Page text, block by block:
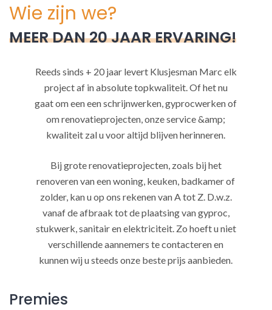
Wie zijn we?
MEER DAN 20 JAAR ERVARING!
Reeds sinds + 20 jaar levert Klusjesman Marc elk
project af in absolute topkwaliteit. Of het nu
gaat om een een schrijnwerken, gyprocwerken of
om renovatieprojecten, onze service &amp;
kwaliteit zal u voor altijd blijven herinneren.
Bij grote renovatieprojecten, zoals bij het
renoveren van een woning, keuken, badkamer of
zolder, kan u op ons rekenen van A tot Z. D.w.z.
vanaf de afbraak tot de plaatsing van gyproc,
stukwerk, sanitair en elektriciteit. Zo hoeft u niet
verschillende aannemers te contacteren en
kunnen wij u steeds onze beste prijs aanbieden.
Premies